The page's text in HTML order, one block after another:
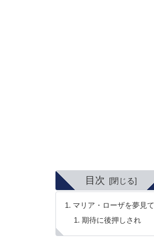
目次
マリア・ローザを夢見て
期待に後押しされ